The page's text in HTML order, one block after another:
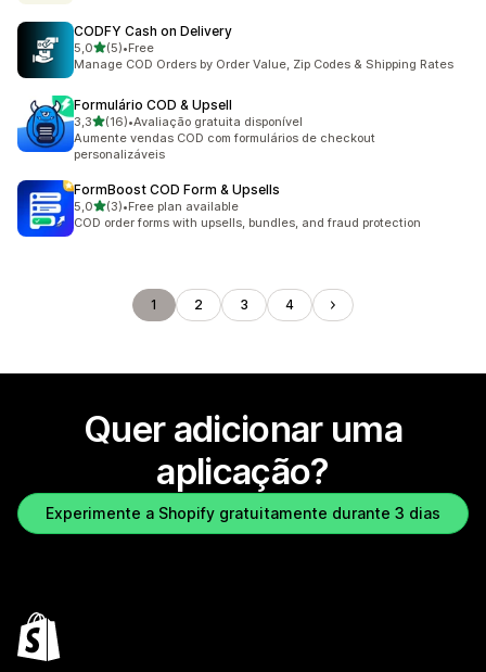
CODFY Cash on Delivery
5,0de 5 estrelas
(5)
5 total de avaliações
•Free
Manage COD Orders by Order Value, Zip Codes & Shipping Rates
Formulário COD & Upsell
3,3de 5 estrelas
(16)
16 total de avaliações
•Avaliação gratuita disponível
Aumente vendas COD com formulários de checkout
personalizáveis
FormBoost COD Form & Upsells
5,0de 5 estrelas
(3)
3 total de avaliações
•Free plan available
COD order forms with upsells, bundles, and fraud protection
1 2 3 4
Quer adicionar uma
aplicação?
Experimente a Shopify gratuitamente durante 3 dias